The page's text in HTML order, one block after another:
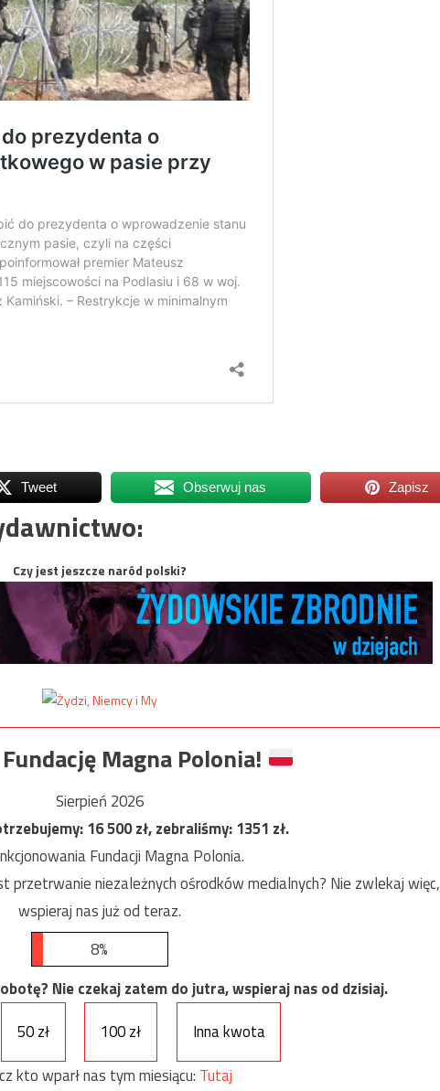
Tweet Obserwuj nas Zapisz
Czy jest jeszcze naród polski?
Magna Polonia!
Sierpień 2026
16 500zł, zebraliśmy:1351 zł.
Fundacji Magna Polonia.
niezależnych ośrodków medialnych? Nie zwlekaj więc,
wspieraj nas już od teraz.
8%
Nie czekaj zatem do jutra, wspieraj nas od dzisiaj.
50 zł 100 zł
Inna kwota
kto wparł nas tym miesiącu: Tutaj